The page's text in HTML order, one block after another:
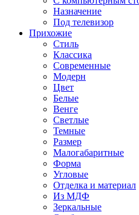
Назначение
Под телевизор
Прихожие
Стиль
Классика
Современные
Модерн
Цвет
Белые
Венге
Светлые
Темные
Размер
Малогабаритные
Форма
Угловые
Отделка и материал
Из МДФ
Зеркальные